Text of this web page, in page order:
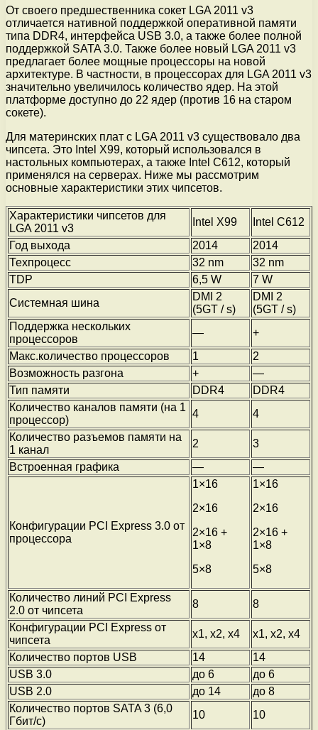
От своего предшественника сокет LGA 2011 v3
отличается нативной поддержкой оперативной памяти
типа DDR4, интерфейса USB 3.0, а также более полной
поддержкой SATA 3.0. Также более новый LGA 2011 v3
предлагает более мощные процессоры на новой
архитектуре. В частности, в процессорах для LGA 2011 v3
значительно увеличилось количество ядер. На этой
платформе доступно до 22 ядер (против 16 на старом
сокете).
Для материнских плат с LGA 2011 v3 существовало два
чипсета. Это Intel X99, который использовался в
настольных компьютерах, а также Intel C612, который
применялся на серверах. Ниже мы рассмотрим
основные характеристики этих чипсетов.
Характеристики чипсетов для
LGA 2011 v3
Intel X99
Intel C612
Год выхода
2014
2014
Техпроцесс
32 nm
32 nm
TDP
6,5 W
7 W
Системная шина
DMI 2
(5GT / s)
DMI 2
(5GT / s)
Поддержка нескольких
процессоров
—
+
Макс.количество процессоров
1
2
Возможность разгона
+
—
Тип памяти
DDR4
DDR4
Количество каналов памяти (на 1
процессор)
4
4
Количество разъемов памяти на
1 канал
2
3
Встроенная графика
— —
Конфигурации PCI Express 3.0 от
процессора
1×16
2×16
2×16 +
1×8
5×8
1×16
2×16
2×16 +
1×8
5×8
Количество линий PCI Express
2.0 от чипсета
8
8
Конфигурации PCI Express от
чипсета
х1, х2, х4
х1, х2, х4
Количество портов USB
14
14
USB 3.0
до 6
до 6
USB 2.0
до 14
до 8
Количество портов SATA 3 (6,0
Гбит/с)
10
10